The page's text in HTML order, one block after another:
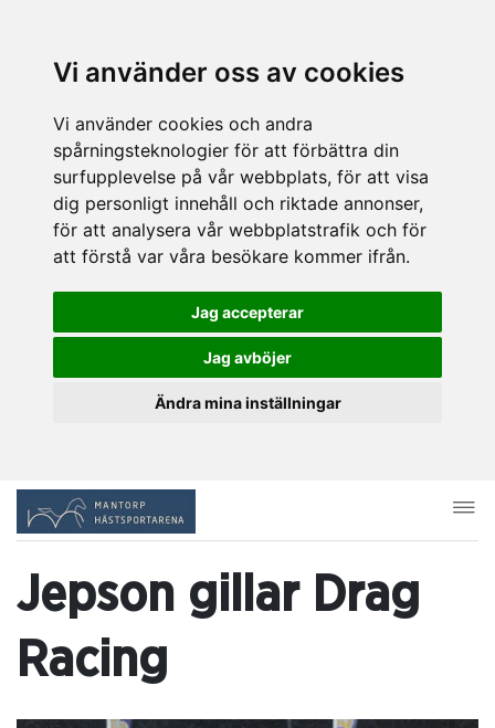
Vi använder oss av cookies
Vi använder cookies och andra
spårningsteknologier för att förbättra din
surfupplevelse på vår webbplats, för att visa
dig personligt innehåll och riktade annonser,
för att analysera vår webbplatstrafik och för
att förstå var våra besökare kommer ifrån.
Jag accepterar
Jag avböjer
Ändra mina inställningar
Jepson gillar Drag
Racing